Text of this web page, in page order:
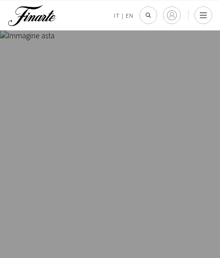
IT | EN